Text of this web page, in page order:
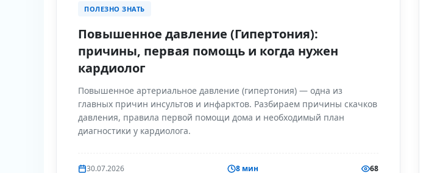
ПОЛЕЗНО ЗНАТЬ
Повышенное давление (Гипертония):
причины, первая помощь и когда нужен
кардиолог
Повышенное артериальное давление (гипертония) — одна из
главных причин инсультов и инфарктов. Разбираем причины скачков
давления, правила первой помощи дома и необходимый план
диагностики у кардиолога.
30.07.2026 8 мин 68